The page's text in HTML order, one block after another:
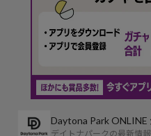
Daytona Park ONLINE
デイトナパークの最新情